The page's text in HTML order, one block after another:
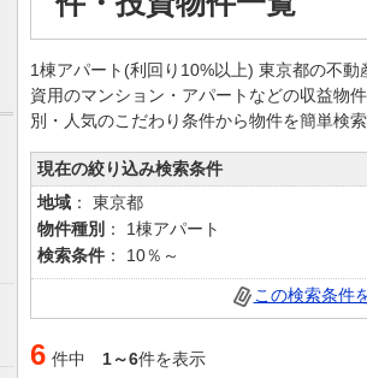
1棟アパート(利回り10%以上) 東京都の不
資用のマンション・アパートなどの収益物
別・人気のこだわり条件から物件を簡単検
現在の絞り込み検索条件
地域 ： 東京都
物件種別 ： 1棟アパート
検索条件 ： 10％～
この検索条件
6 件中 1～6件を表示